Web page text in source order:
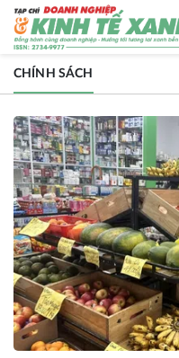
CHÍNH SÁCH